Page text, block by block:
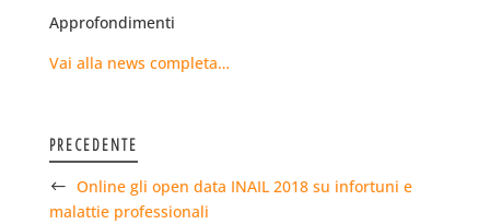
Approfondimenti
Vai alla news completa…
PRECEDENTE
Online gli open data INAIL 2018 su infortuni e
malattie professionali